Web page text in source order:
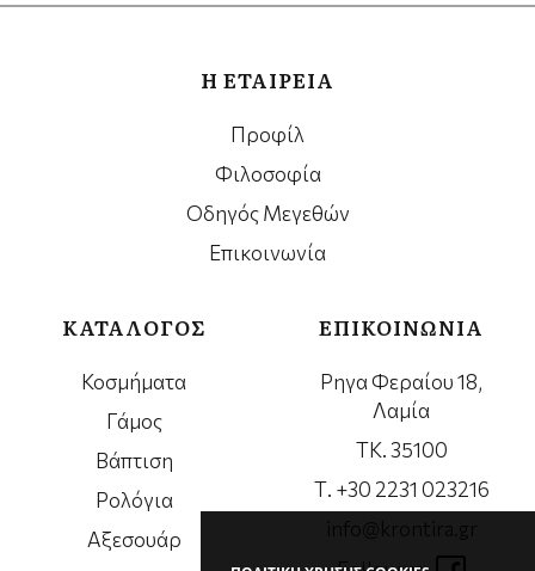
Η ΕΤΑΙΡΕΙΑ
Προφίλ
Φιλοσοφία
Οδηγός Μεγεθών
Επικοινωνία
ΚΑΤΑΛΟΓΟΣ
Κοσμήματα
Γάμος
Βάπτιση
Ρολόγια
Αξεσουάρ
ΕΠΙΚΟΙΝΩΝΙΑ
Ρηγα Φεραίου 18,
Λαμία
ΤΚ. 35100
Τ. +30 2231 023216